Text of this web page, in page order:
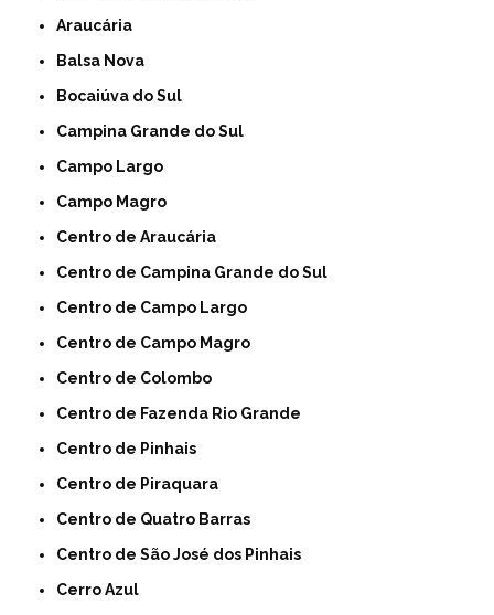
Araucária
Balsa Nova
Bocaiúva do Sul
Campina Grande do Sul
Campo Largo
Campo Magro
Centro de Araucária
Centro de Campina Grande do Sul
Centro de Campo Largo
Centro de Campo Magro
Centro de Colombo
Centro de Fazenda Rio Grande
Centro de Pinhais
Centro de Piraquara
Centro de Quatro Barras
Centro de São José dos Pinhais
Cerro Azul